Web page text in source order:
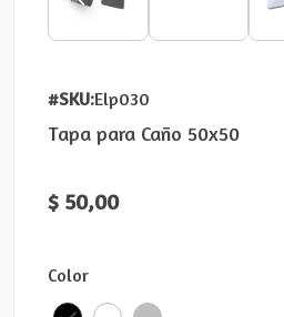
#SKU:Elp030
Tapa para Caño 50x50
$ 50,00
Color